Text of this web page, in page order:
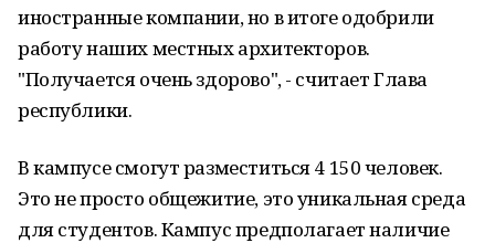
иностранные компании, но в итоге одобрили
работу наших местных архитекторов.
"Получается очень здорово", - считает Глава
республики.
В кампусе смогут разместиться 4 150 человек.
Это не просто общежитие, это уникальная среда
для студентов. Кампус предполагает наличие